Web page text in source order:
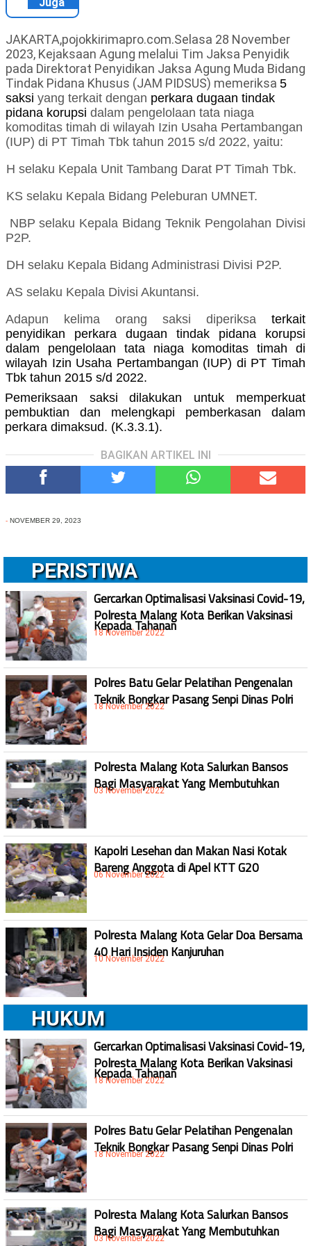
JAKARTA,pojokkirimapro.com.Selasa 28 November
2023, Kejaksaan Agung melalui Tim Jaksa Penyidik
pada Direktorat Penyidikan Jaksa Agung Muda Bidang
Tindak Pidana Khusus (JAM PIDSUS) memeriksa 5
saksi yang terkait dengan perkara dugaan tindak
pidana korupsi dalam pengelolaan tata niaga
komoditas timah di wilayah Izin Usaha Pertambangan
(IUP) di PT Timah Tbk tahun 2015 s/d 2022, yaitu:
H selaku Kepala Unit Tambang Darat PT Timah Tbk.
KS selaku Kepala Bidang Peleburan UMNET.
NBP selaku Kepala Bidang Teknik Pengolahan Divisi
P2P.
DH selaku Kepala Bidang Administrasi Divisi P2P.
AS selaku Kepala Divisi Akuntansi.
Adapun kelima orang saksi diperiksa terkait
penyidikan perkara dugaan tindak pidana korupsi
dalam pengelolaan tata niaga komoditas timah di
wilayah Izin Usaha Pertambangan (IUP) di PT Timah
Tbk tahun 2015 s/d 2022.
Pemeriksaan saksi dilakukan untuk memperkuat
pembuktian dan melengkapi pemberkasan dalam
perkara dimaksud. (K.3.3.1).
BAGIKAN ARTIKEL INI
- NOVEMBER 29, 2023
PERISTIWA
Gercarkan Optimalisasi Vaksinasi Covid-19,
Polresta Malang Kota Berikan Vaksinasi
Kepada Tahanan
18 November 2022
Polres Batu Gelar Pelatihan Pengenalan
Teknik Bongkar Pasang Senpi Dinas Polri
18 November 2022
Polresta Malang Kota Salurkan Bansos
Bagi Masyarakat Yang Membutuhkan
03 November 2022
Kapolri Lesehan dan Makan Nasi Kotak
Bareng Anggota di Apel KTT G20
06 November 2022
Polresta Malang Kota Gelar Doa Bersama
40 Hari Insiden Kanjuruhan
10 November 2022
HUKUM
Gercarkan Optimalisasi Vaksinasi Covid-19,
Polresta Malang Kota Berikan Vaksinasi
Kepada Tahanan
18 November 2022
Polres Batu Gelar Pelatihan Pengenalan
Teknik Bongkar Pasang Senpi Dinas Polri
18 November 2022
Polresta Malang Kota Salurkan Bansos
Bagi Masyarakat Yang Membutuhkan
03 November 2022